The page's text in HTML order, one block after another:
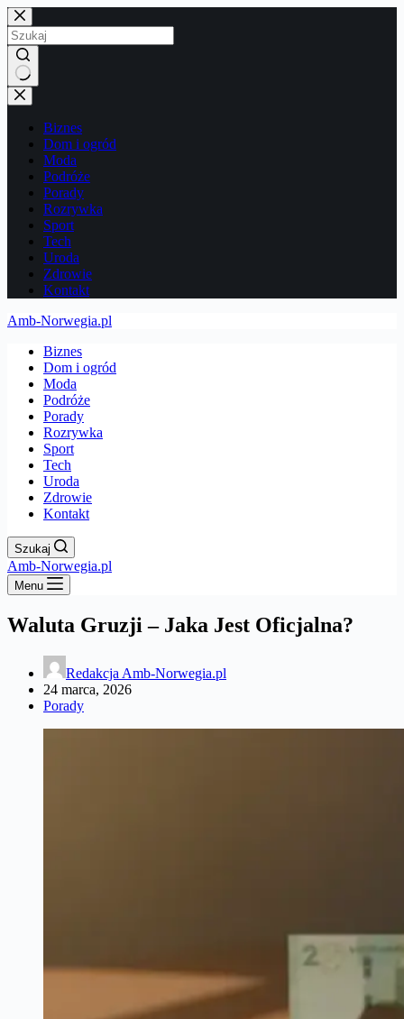
Przejdź
do
treści
Brak
wyników
Biznes
Dom i ogród
Moda
Podróże
Porady
Rozrywka
Sport
Tech
Uroda
Zdrowie
Kontakt
Amb-Norwegia.pl
Biznes
Dom i ogród
Moda
Podróże
Porady
Rozrywka
Sport
Tech
Uroda
Zdrowie
Kontakt
Szukaj
Amb-Norwegia.pl
Menu
Waluta Gruzji – Jaka Jest Oficjalna?
Redakcja Amb-Norwegia.pl
24 marca, 2026
Porady